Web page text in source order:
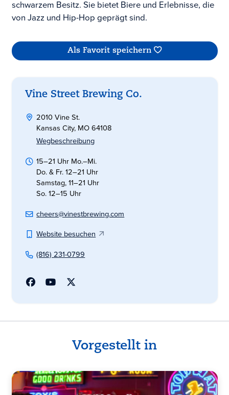
schwarzem Besitz. Sie bietet Biere und Erlebnisse, die
von Jazz und Hip-Hop geprägt sind.
Als Favorit speichern
Vine Street Brewing Co.
2010 Vine St.
Kansas City, MO 64108
Wegbeschreibung
15–21 Uhr Mo.–Mi.
Do. & Fr. 12–21 Uhr
Samstag, 11–21 Uhr
So. 12–15 Uhr
cheers@vinestbrewing.com
Website besuchen
(816) 231-0799
Vorgestellt in